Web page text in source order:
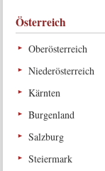
Österreich
Oberösterreich
Niederösterreich
Kärnten
Burgenland
Salzburg
Steiermark